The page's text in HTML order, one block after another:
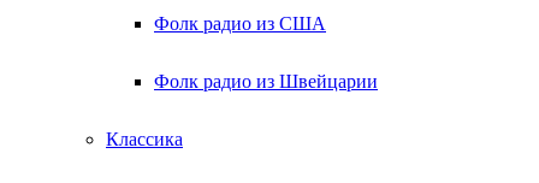
Фолк радио из США
Фолк радио из Швейцарии
Классика